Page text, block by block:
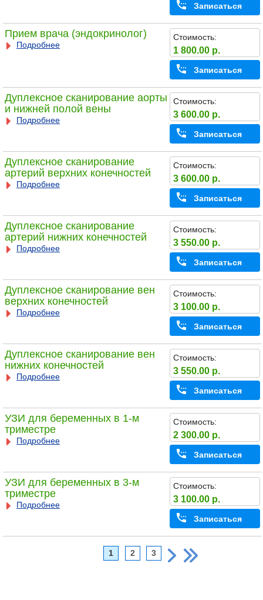
Записаться
Прием врача (эндокринолог)
Подробнее
Стоимость:
1 800.00 р.
Записаться
Дуплексное сканирование аорты
и нижней полой вены
Подробнее
Стоимость:
3 600.00 р.
Записаться
Дуплексное сканирование
артерий верхних конечностей
Подробнее
Стоимость:
3 600.00 р.
Записаться
Дуплексное сканирование
артерий нижних конечностей
Подробнее
Стоимость:
3 550.00 р.
Записаться
Дуплексное сканирование вен
верхних конечностей
Подробнее
Стоимость:
3 100.00 р.
Записаться
Дуплексное сканирование вен
нижних конечностей
Подробнее
Стоимость:
3 550.00 р.
Записаться
УЗИ для беременных в 1-м
триместре
Подробнее
Стоимость:
2 300.00 р.
Записаться
УЗИ для беременных в 3-м
триместре
Подробнее
Стоимость:
3 100.00 р.
Записаться
1 2 3